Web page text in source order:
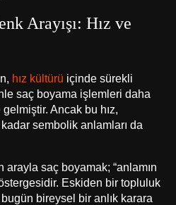
Arayışı: Hız ve
hız kültürü içinde sürekli
saç boyama işlemleri daha
Ancak bu hız,
sembolik anlamları da
arayla saç boyamak; “anlamın
Eskiden bir topluluk
bireysel bir anlık karara